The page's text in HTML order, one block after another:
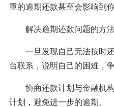
重的逾期还款甚至会影响到
解决逾期还款问题的方
一旦发现自己无法按时
台联系，说明自己的困难，争
协商还款计划与金融机
计划，避免进一步的逾期。